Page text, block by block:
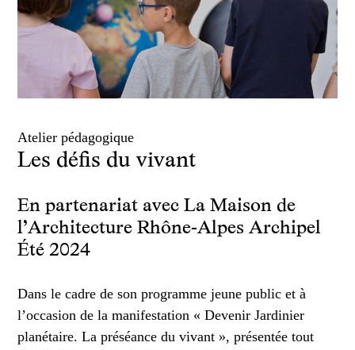
Atelier pédagogique
Les défis du vivant
En partenariat avec La Maison de
l’Architecture Rhône-Alpes Archipel
Été 2024
Dans le cadre de son programme jeune public et à
l’occasion de la manifestation « Devenir Jardinier
planétaire. La préséance du vivant », présentée tout